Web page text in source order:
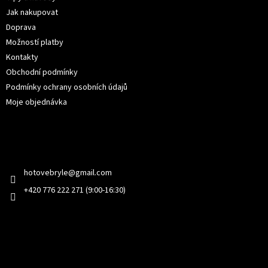
Jak nakupovat
Doprava
Možností platby
Kontakty
Obchodní podmínky
Podmínky ochrany osobních údajů
Moje objednávka
hotovebryle@gmail.com
+420 776 222 271 (9:00-16:30)